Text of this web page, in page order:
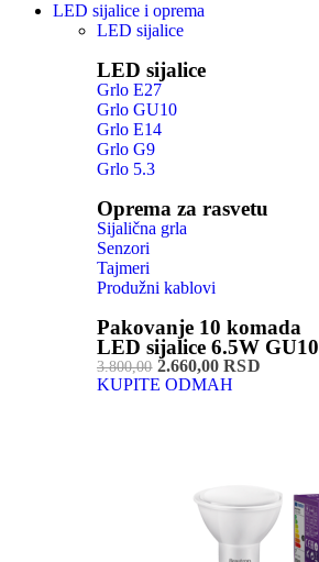
LED sijalice i oprema
LED sijalice
LED sijalice
Grlo E27
Grlo GU10
Grlo E14
Grlo G9
Grlo 5.3
Oprema za rasvetu
Sijalična grla
Senzori
Tajmeri
Produžni kablovi
Pakovanje 10 komada
LED sijalice 6.5W GU10
3.800,002.660,00 RSD
KUPITE ODMAH